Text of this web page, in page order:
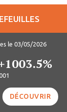
le 03/05/2026
DÉCOUVRIR